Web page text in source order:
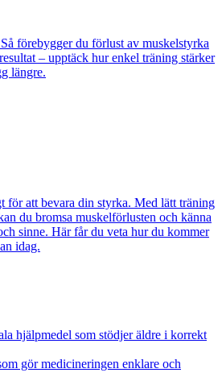
förebygger du förlust av muskelstyrka
– upptäck hur enkel träning stärker
längre.
för att bevara din styrka. Med lätt träning
du bromsa muskelförlusten och känna
sinne. Här får du veta hur du kommer
idag.
hjälpmedel som stödjer äldre i korrekt
gör medicineringen enklare och